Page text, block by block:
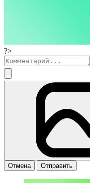
?>
Отмена Отправить